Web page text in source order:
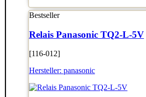
Bestseller
Relais Panasonic TQ2-L-5V
[116-012]
Hersteller: panasonic